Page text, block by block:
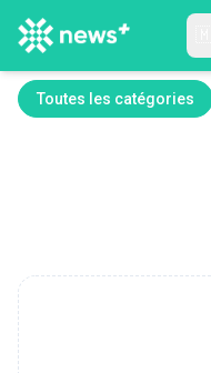
Toutes les catégories